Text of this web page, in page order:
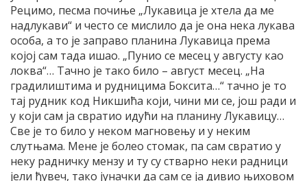
Рецимо, песма почиње „Лукавица је хтела да ме
надлукави“ и често се мислило да је она нека лукава
особа, а то је заправо планина Лукавица према
којој сам тада ишао. „Пунио се месец у августу као
локва“… Тачно је тако било – август месец. „На
градилиштима и рудницима Боксита…“ тачно је то
тај рудник код Никшића који, чини ми се, још ради и
у који сам ја свратио идући на планину Лукавицу…
Све је то било у неком магновењу и у неким
слутњама. Мене је болео стомак, па сам свратио у
неку радничку мензу и ту су стварно неки радници
јели ђувеч, тако јуначки да сам се ја дивио њиховом